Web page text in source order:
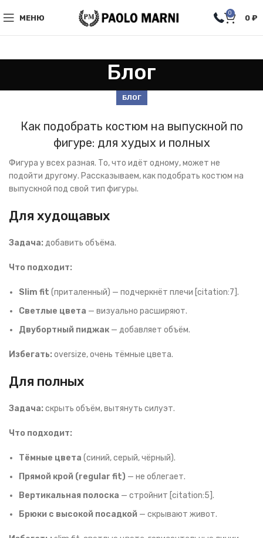
МЕНЮ
0
0 ₽
Блог
БЛОГ
Как подобрать костюм на выпускной по
фигуре: для худых и полных
Фигура у всех разная. То, что идёт одному, может не
подойти другому. Рассказываем, как подобрать костюм на
выпускной под свой тип фигуры.
Для худощавых
Задача: добавить объёма.
Что подходит:
Slim fit (приталенный) — подчеркнёт плечи [citation:7].
Светлые цвета — визуально расширяют.
Двубортный пиджак — добавляет объём.
Избегать: oversize, очень тёмные цвета.
Для полных
Задача: скрыть объём, вытянуть силуэт.
Что подходит:
Тёмные цвета (синий, серый, чёрный).
Прямой крой (regular fit) — не облегает.
Вертикальная полоска — стройнит [citation:5].
Брюки с высокой посадкой — скрывают живот.